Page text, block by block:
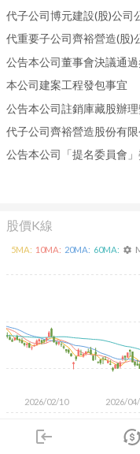
login
市場
代重要子公司齊裕營造(股)
本公司建案工程發包事宜
公告本公司註銷庫藏股辦
代子公司齊裕營造股份有
公告本公司「提名委員會
股價K線
2026/02/10 2026/
5MA: 10MA: 20MA: 60MA: settings